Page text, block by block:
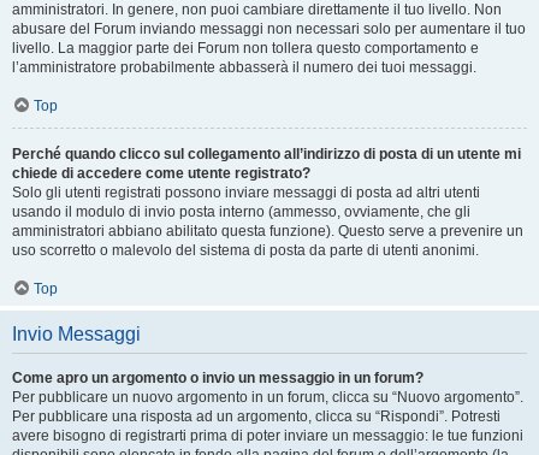
amministratori. In genere, non puoi cambiare direttamente il tuo livello. Non
abusare del Forum inviando messaggi non necessari solo per aumentare il tuo
livello. La maggior parte dei Forum non tollera questo comportamento e
l’amministratore probabilmente abbasserà il numero dei tuoi messaggi.
Top
Perché quando clicco sul collegamento all’indirizzo di posta di un utente mi
chiede di accedere come utente registrato?
Solo gli utenti registrati possono inviare messaggi di posta ad altri utenti
usando il modulo di invio posta interno (ammesso, ovviamente, che gli
amministratori abbiano abilitato questa funzione). Questo serve a prevenire un
uso scorretto o malevolo del sistema di posta da parte di utenti anonimi.
Top
Invio Messaggi
Come apro un argomento o invio un messaggio in un forum?
Per pubblicare un nuovo argomento in un forum, clicca su “Nuovo argomento”.
Per pubblicare una risposta ad un argomento, clicca su “Rispondi”. Potresti
avere bisogno di registrarti prima di poter inviare un messaggio: le tue funzioni